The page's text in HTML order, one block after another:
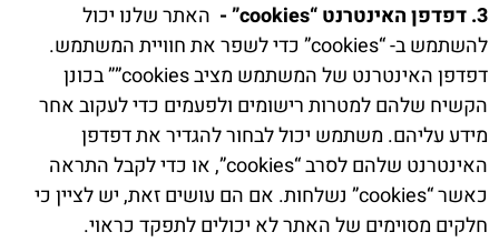
3. דפדפן האינטרנט “cookies” -
האתר שלנו יכול
להשתמש ב- “cookies” כדי לשפר את חוויית המשתמש.
דפדפן האינטרנט של המשתמש מציב cookies”” בכונן
הקשיח שלהם למטרות רישומים ולפעמים כדי לעקוב אחר
מידע עליהם. משתמש יכול לבחור להגדיר את דפדפן
האינטרנט שלהם לסרב “cookies”, או כדי לקבל התראה
כאשר “cookies” נשלחות. אם הם עושים זאת, יש לציין כי
חלקים מסוימים של האתר לא יכולים לתפקד כראוי.